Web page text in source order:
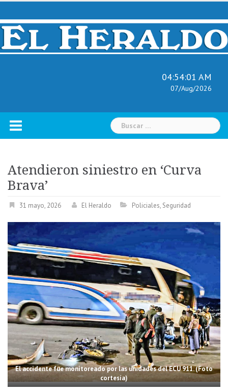
Skip
content
04:54:01 AM
07/Aug/2026
Buscar:
Atendieron siniestro en ‘Curva
Brava’
31 mayo, 2026 El Heraldo Policiales, Seguridad
El accidente fue monitoreado por las unidades del ECU 911. (Foto
cortesía)